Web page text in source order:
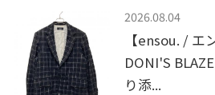
2026.08.04
【ensou. / エ
DONI'S
り添...